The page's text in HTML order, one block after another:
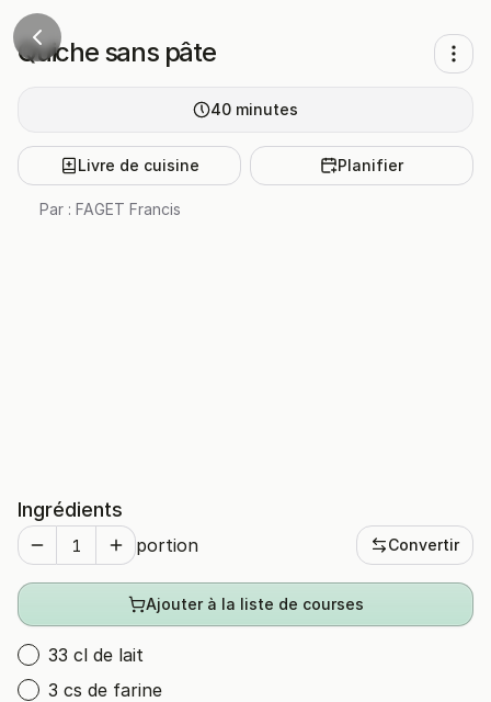
Quiche sans pâte
40 minutes
Livre de cuisine Planifier
Par : FAGET Francis
Ingrédients
portion Convertir
Ajouter à la liste de courses
33 cl de lait
3 cs de farine